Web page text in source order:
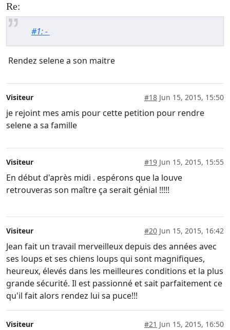
Re:
#1: -
Rendez selene a son maitre
Visiteur #18 Jun 15, 2015, 15:50
je rejoint mes amis pour cette petition pour rendre
selene a sa famille
Visiteur #19 Jun 15, 2015, 15:55
En début d'après midi . espérons que la louve
retrouveras son maître ça serait génial !!!!!
Visiteur #20 Jun 15, 2015, 16:42
Jean fait un travail merveilleux depuis des années avec
ses loups et ses chiens loups qui sont magnifiques,
heureux, élevés dans les meilleures conditions et la plus
grande sécurité. Il est passionné et sait parfaitement ce
qu'il fait alors rendez lui sa puce!!!
Visiteur #21 Jun 15, 2015, 16:50